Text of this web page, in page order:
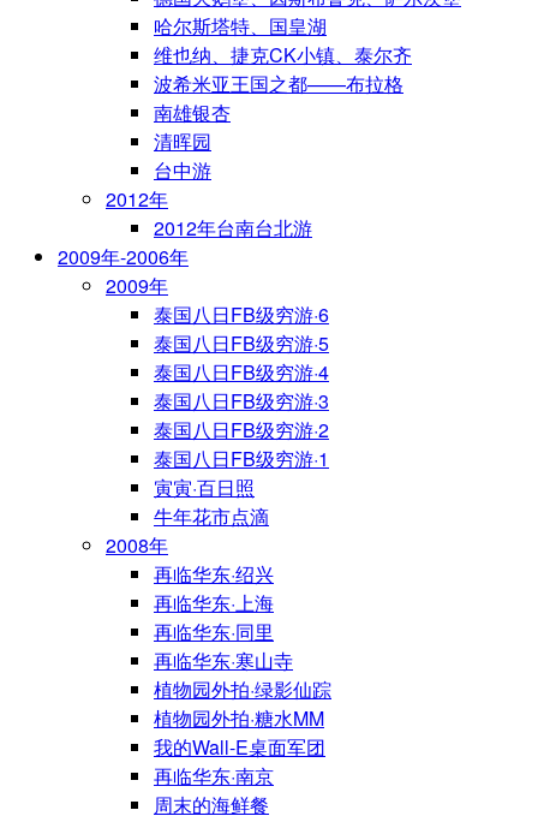
哈尔斯塔特、国皇湖
维也纳、捷克CK小镇、泰尔齐
波希米亚王国之都——布拉格
南雄银杏
清晖园
台中游
2012年
2012年台南台北游
2009年-2006年
2009年
泰国八日FB级穷游·6
泰国八日FB级穷游·5
泰国八日FB级穷游·4
泰国八日FB级穷游·3
泰国八日FB级穷游·2
泰国八日FB级穷游·1
寅寅·百日照
牛年花市点滴
2008年
再临华东·绍兴
再临华东·上海
再临华东·同里
再临华东·寒山寺
植物园外拍·绿影仙踪
植物园外拍·糖水MM
我的Wall-E桌面军团
再临华东·南京
周末的海鲜餐